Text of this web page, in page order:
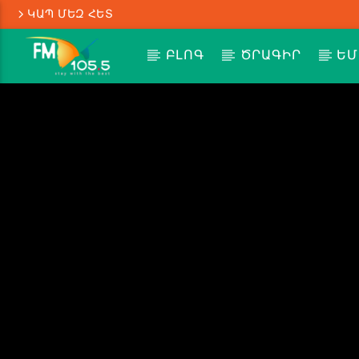
ԿԱՊ ՄԵԶ ՀԵՏ
ԲԼՈԳ ԾՐԱԳԻՐ